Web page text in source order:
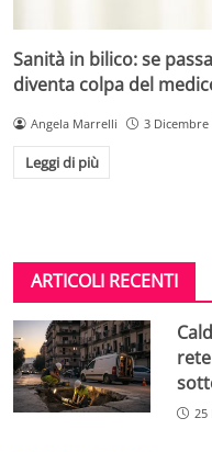
Sanità in bilico: se
diventa colpa del
Angela Marrelli 3 Dicembre
Leggi di più
ARTICOLI RECENTI
25